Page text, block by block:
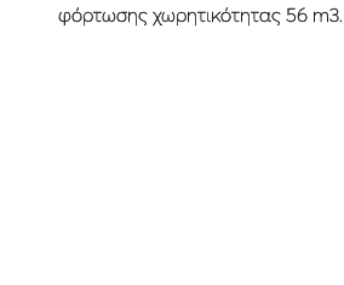
φόρτωσης χωρητικότητας 56 m3.